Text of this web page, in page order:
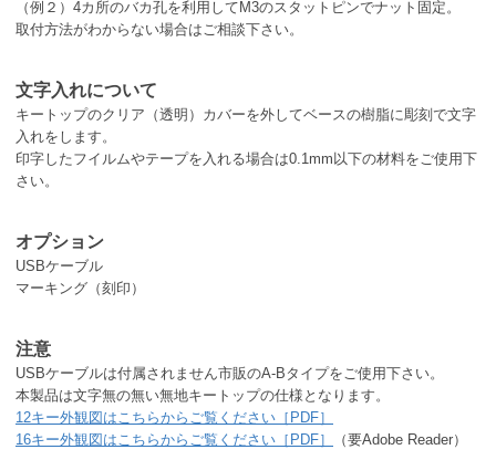
（例２）4カ所のバカ孔を利用してM3のスタットピンでナット固定。
取付方法がわからない場合はご相談下さい。
文字入れについて
キートップのクリア（透明）カバーを外してベースの樹脂に彫刻で文字
入れをします。
印字したフイルムやテープを入れる場合は0.1mm以下の材料をご使用下
さい。
オプション
USBケーブル
マーキング（刻印）
注意
USBケーブルは付属されません市販のA-Bタイプをご使用下さい。
本製品は文字無の無い無地キートップの仕様となります。
12キー外観図はこちらからご覧ください［PDF］
16キー外観図はこちらからご覧ください［PDF］
（要Adobe Reader）